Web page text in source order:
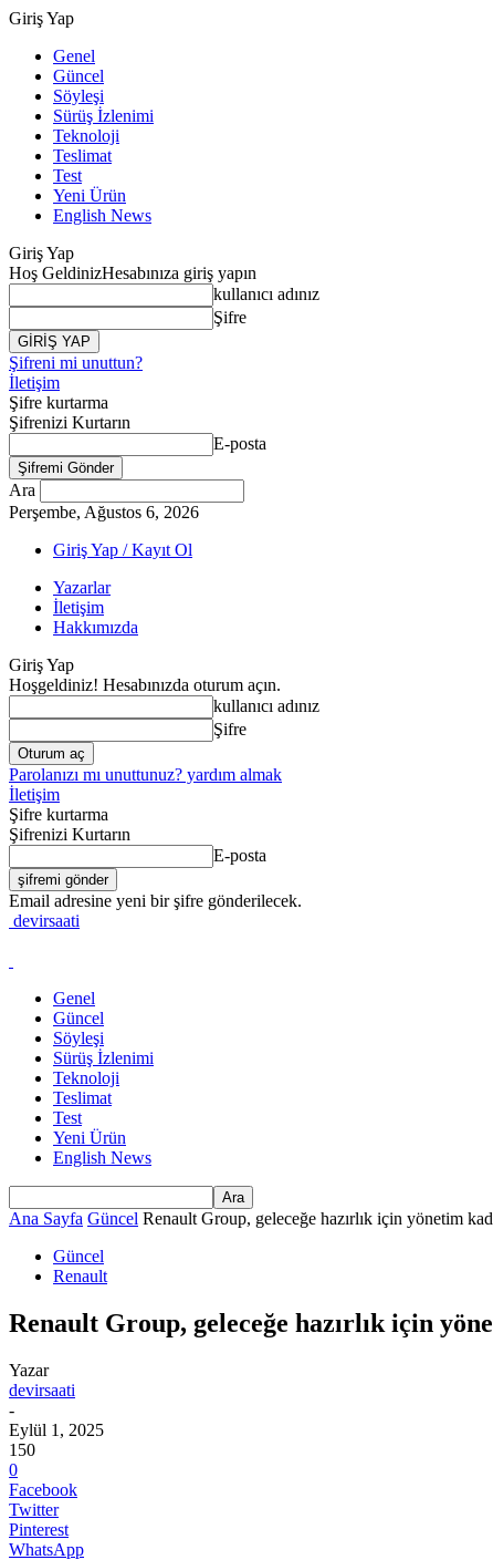
Giriş Yap
Genel
Güncel
Söyleşi
Sürüş İzlenimi
Teknoloji
Teslimat
Test
Yeni Ürün
English News
Giriş Yap
Hoş GeldinizHesabınıza giriş yapın
kullanıcı adınız
Şifre
Şifreni mi unuttun?
İletişim
Şifre kurtarma
Şifrenizi Kurtarın
E-posta
Ara
Perşembe, Ağustos 6, 2026
Giriş Yap / Kayıt Ol
Yazarlar
İletişim
Hakkımızda
Giriş Yap
Hoşgeldiniz! Hesabınızda oturum açın.
kullanıcı adınız
Şifre
Parolanızı mı unuttunuz? yardım almak
İletişim
Şifre kurtarma
Şifrenizi Kurtarın
E-posta
Email adresine yeni bir şifre gönderilecek.
devirsaati
Genel
Güncel
Söyleşi
Sürüş İzlenimi
Teknoloji
Teslimat
Test
Yeni Ürün
English News
Ana Sayfa Güncel Renault Group, geleceğe hazırlık için yönetim
Güncel
Renault
Renault Group, geleceğe hazırlık için
Yazar
devirsaati
-
Eylül 1, 2025
150
0
Facebook
Twitter
Pinterest
WhatsApp